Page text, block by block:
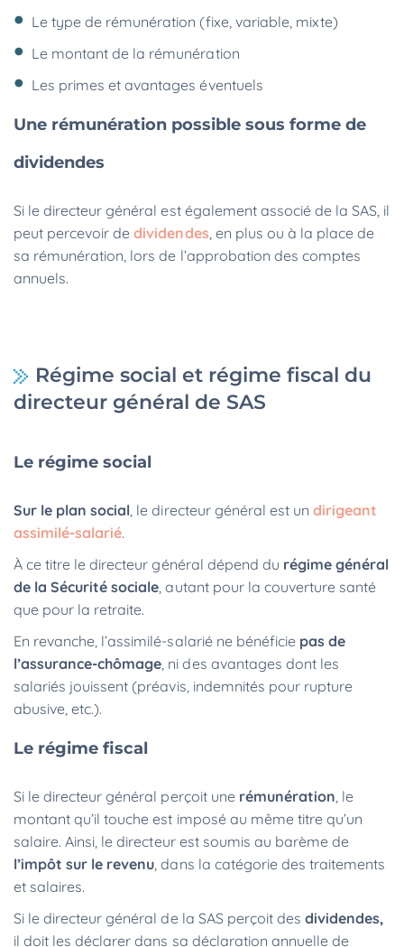
Le type de rémunération (fixe, variable, mixte)
Le montant de la rémunération
Les primes et avantages éventuels
Une rémunération possible sous forme de
dividendes
Si le directeur général est également associé de la SAS, il
peut percevoir dedividendes, en plus ou à la place de
sa rémunération, lors de l’approbation des comptes
annuels.
Régime social et régime fiscal du
directeur général de SAS
Le régime social
Sur le plan social, le directeur général est un dirigeant
assimilé-salarié.
À ce titre le directeur général dépend du régime général
de la Sécurité sociale, autant pour la couverture santé
que pour la retraite.
En revanche, l’assimilé-salarié ne bénéficie pas de
l’assurance-chômage, ni des avantages dont les
salariés jouissent (préavis, indemnités pour rupture
abusive, etc.).
Le régime fiscal
Si le directeur général perçoit une rémunération, le
montant qu’il touche est imposé au même titre qu’un
salaire. Ainsi, le directeur est soumis au barème de
l’impôt sur le revenu, dans la catégorie des traitements
et salaires.
Si le directeur général de la SAS perçoit des dividendes,
il doit les déclarer dans sa déclaration annuelle de